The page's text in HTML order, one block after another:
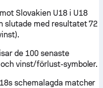
Slovakien U18 i U18
slutade med resultatet 72
de 100 senaste
vinst/förlust-symboler.
schemalagda matcher